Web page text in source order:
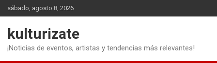
Saltar
al
sábado, agosto 8, 2026
kulturizate
¡Noticias de eventos, artistas y tendencias más relevantes!